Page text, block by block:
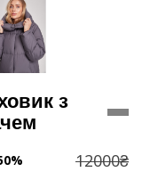
з
12000₴